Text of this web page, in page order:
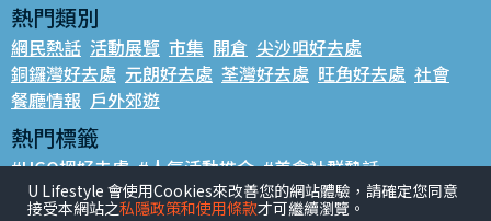
熱門類別
網民熱話 活動展覽 市集 開倉 尖沙咀好去處
銅鑼灣好去處 元朗好去處 荃灣好去處 旺角好去處 社會
餐廳情報 戶外郊遊
熱門標籤
#UGO搵好去處 #人氣活動推介 #美食社群熱話
#親子玩樂好去處 #ULifestyle應用程式 #限時搶
U Lifestyle 會使用Cookies來改善您的網站體驗，請確定您同意
接受本網站之私隱政策和使用條款才可繼續瀏覽。